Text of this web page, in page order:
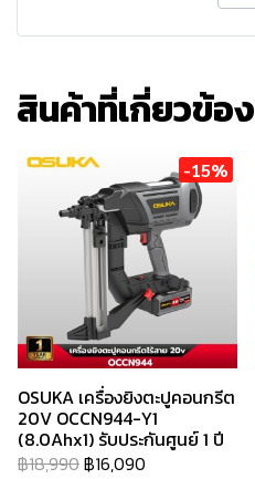
สินค้าที่เกี่ยวข้อง
-15%
OSUKA เครื่องยิงตะปูคอนกรีต
20V OCCN944-Y1
(8.0Ahx1) รับประกันศูนย์ 1 ปี
฿18,990฿16,090